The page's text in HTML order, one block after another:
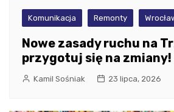
Komunikacja Remonty
Nowe zasady ruchu na
przygotuj się na zmiany!
Kamil Sośniak 23 lipca, 2026